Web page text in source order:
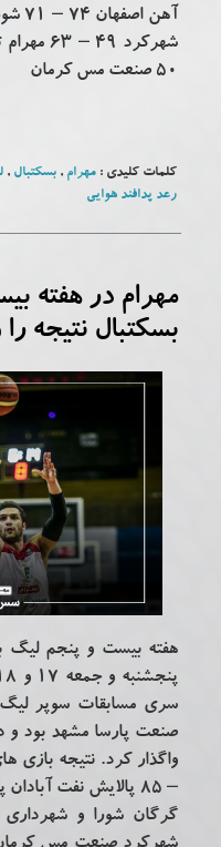
آهن
۵۰ صنعت مس کرمان
کلمات کلیدی :مهرام,بسکتبال,
رعد پدافند هوایی
مهرام در هفته
بسکتبال نتیجه
هفته بیست و پنجم لیگ
سری مسابقات سوپر لیگ
صنعت پارسا مشهد بود و